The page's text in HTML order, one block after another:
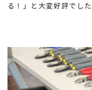
る！」と大変好評でした